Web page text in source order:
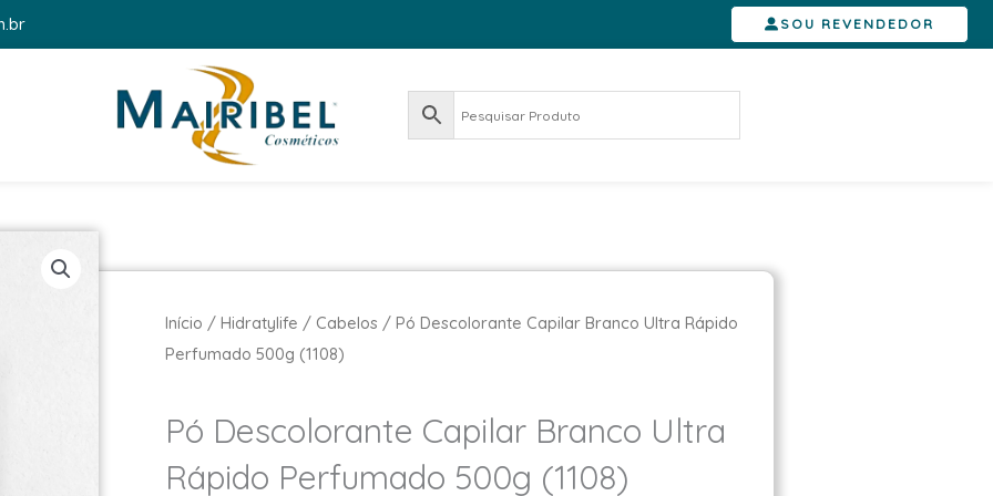
SOU REVENDEDOR
Início / Hidratylife / Cabelos / Pó Descolorante Capilar Branco Ultra Rápido
Perfumado 500g (1108)
Pó Descolorante Capilar Branco Ultra
Rápido Perfumado 500g (1108)